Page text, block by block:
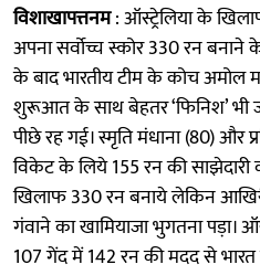
विशाखापत्तनम: ऑस्ट्रेलिया के
अपना सर्वोच्च स्कोर 330 रन
के बाद भारतीय टीम के कोच अमोल
शुरूआत के साथ बेहतर ‘फिनिश’ भी
पीछे रह गई। स्मृति मंधाना (80) और
विकेट के लिये 155 रन की
खिलाफ 330 रन बनाये लेकिन
गंवाने का खामियाजा भुगतना पड़ा।
107 गेंद में 142 रन की मदद से